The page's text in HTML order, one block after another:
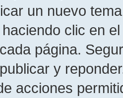
un nuevo
clic en
página.
y
acciones